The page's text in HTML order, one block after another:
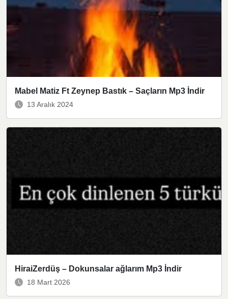
Mabel Matiz Ft Zeynep Bastık – Saçların Mp3 İndir
13 Aralık 2024
HiraiZerdüş – Dokunsalar ağlarım Mp3 İndir
18 Mart 2026